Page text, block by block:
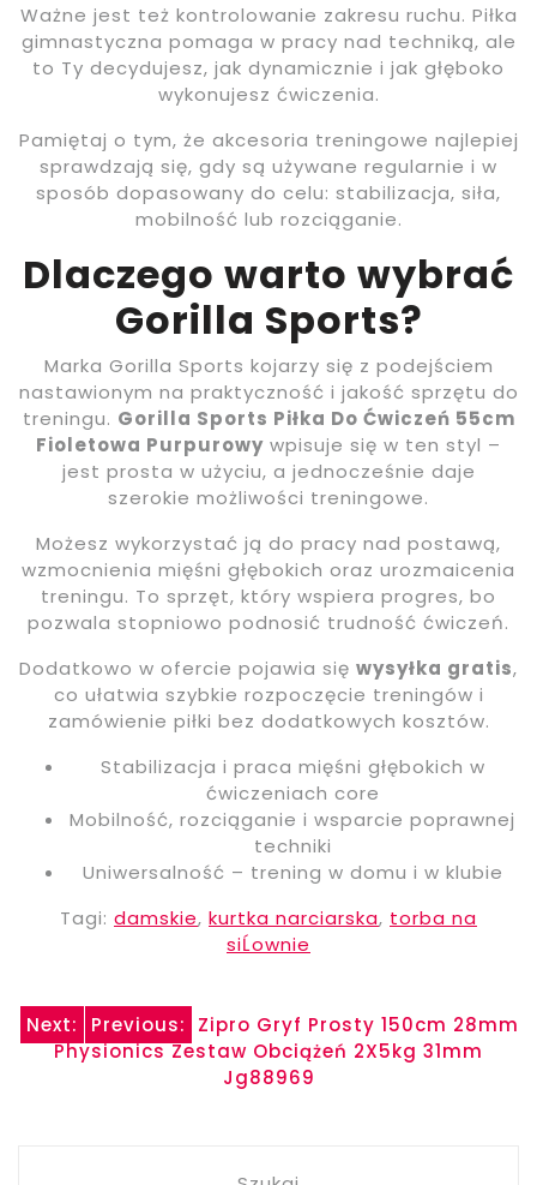
Ważne jest też kontrolowanie zakresu ruchu. Piłka
gimnastyczna pomaga w pracy nad techniką, ale
to Ty decydujesz, jak dynamicznie i jak głęboko
wykonujesz ćwiczenia.
Pamiętaj o tym, że akcesoria treningowe najlepiej
sprawdzają się, gdy są używane regularnie i w
sposób dopasowany do celu: stabilizacja, siła,
mobilność lub rozciąganie.
Dlaczego warto wybrać
Gorilla Sports?
Marka Gorilla Sports kojarzy się z podejściem
nastawionym na praktyczność i jakość sprzętu do
treningu. Gorilla Sports Piłka Do Ćwiczeń 55cm
Fioletowa Purpurowy wpisuje się w ten styl –
jest prosta w użyciu, a jednocześnie daje
szerokie możliwości treningowe.
Możesz wykorzystać ją do pracy nad postawą,
wzmocnienia mięśni głębokich oraz urozmaicenia
treningu. To sprzęt, który wspiera progres, bo
pozwala stopniowo podnosić trudność ćwiczeń.
Dodatkowo w ofercie pojawia się wysyłka gratis,
co ułatwia szybkie rozpoczęcie treningów i
zamówienie piłki bez dodatkowych kosztów.
Stabilizacja i praca mięśni głębokich w
ćwiczeniach core
Mobilność, rozciąganie i wsparcie poprawnej
techniki
Uniwersalność – trening w domu i w klubie
Tagi: damskie, kurtka narciarska, torba na
siĹownie
Nawigacja
wpisu
Previous: Zipro Gryf Prosty 150cm 28mm
Next:
Physionics Zestaw Obciążeń 2X5kg 31mm
Jg88969